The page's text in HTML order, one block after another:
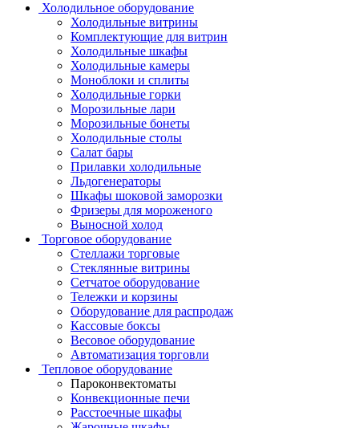
Холодильное оборудование
Холодильные витрины
Комплектующие для витрин
Холодильные шкафы
Холодильные камеры
Моноблоки и сплиты
Холодильные горки
Морозильные лари
Морозильные бонеты
Холодильные столы
Салат бары
Прилавки холодильные
Льдогенераторы
Шкафы шоковой заморозки
Фризеры для мороженого
Выносной холод
Торговое оборудование
Стеллажи торговые
Стеклянные витрины
Сетчатое оборудование
Тележки и корзины
Оборудование для распродаж
Кассовые боксы
Весовое оборудование
Автоматизация торговли
Тепловое оборудование
Пароконвектоматы
Конвекционные печи
Расстоечные шкафы